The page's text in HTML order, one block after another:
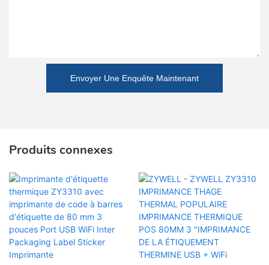
Envoyer Une Enquête Maintenant
Produits connexes